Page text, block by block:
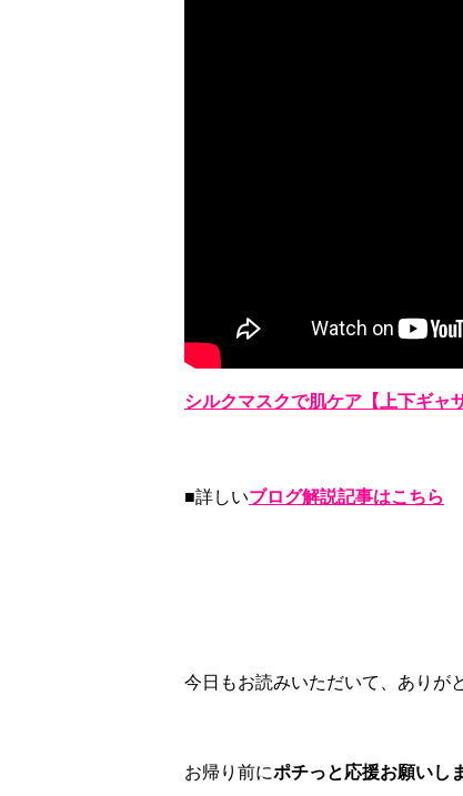
シルクマスクで肌ケア【上下ギャ
■詳しいブログ解説記事はこちら
今日もお読みいただいて、ありが
お帰り前にポチっと応援お願いし